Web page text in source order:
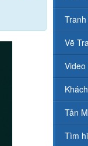
Vẽ
Tản
Tìm